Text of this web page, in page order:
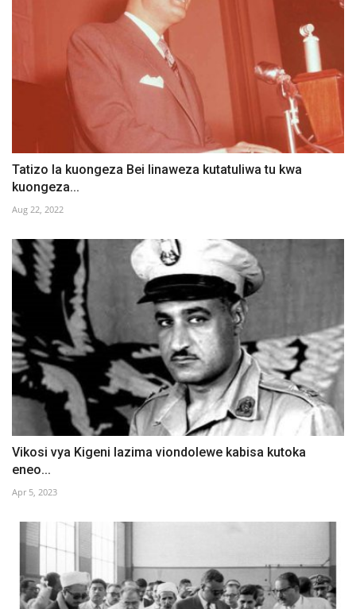
Tatizo la kuongeza Bei linaweza kutatuliwa tu kwa
kuongeza...
Aug 22, 2022
Vikosi vya Kigeni lazima viondolewe kabisa kutoka
eneo...
Apr 5, 2023